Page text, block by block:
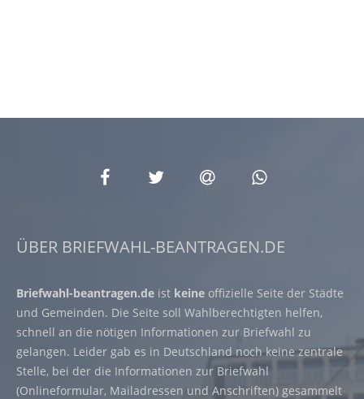
ÜBER BRIEFWAHL-BEANTRAGEN.DE
Briefwahl-beantragen.de ist keine offizielle Seite der Städte
und Gemeinden. Die Seite soll Wahlberechtigten helfen,
schnell an die nötigen Informationen zur Briefwahl zu
gelangen. Leider gab es in Deutschland noch keine zentrale
Stelle, bei der die Informationen zur Briefwahl
(Onlineformular, Mailadressen und Anschriften) gesammelt